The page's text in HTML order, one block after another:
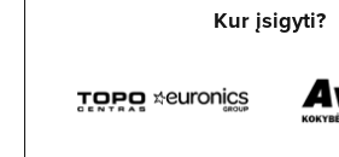
Kur įsigyti?